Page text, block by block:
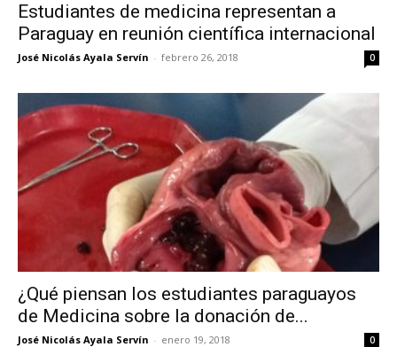
Estudiantes de medicina representan a
Paraguay en reunión científica internacional
José Nicolás Ayala Servín - febrero 26, 2018 0
¿Qué piensan los estudiantes paraguayos
de Medicina sobre la donación de...
José Nicolás Ayala Servín - enero 19, 2018 0